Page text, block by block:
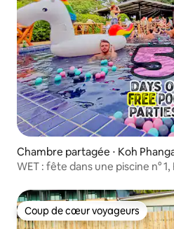
Chambre partagée ⋅ Koh
WET : fête dans une piscine n° 1,
Coup de cœur voyageurs
Coup de cœur voyageurs